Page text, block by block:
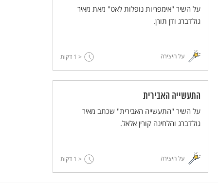
על השיר "אימפריות נופלות לאט" מאת מאיר
גולדברג ודן תורן.
על היצירה < 1 דקות
התעשייה האבירית
על השיר "התעשייה האבירית" שכתב מאיר
גולדברג והלחינה קורין אלאל.
על היצירה < 1 דקות